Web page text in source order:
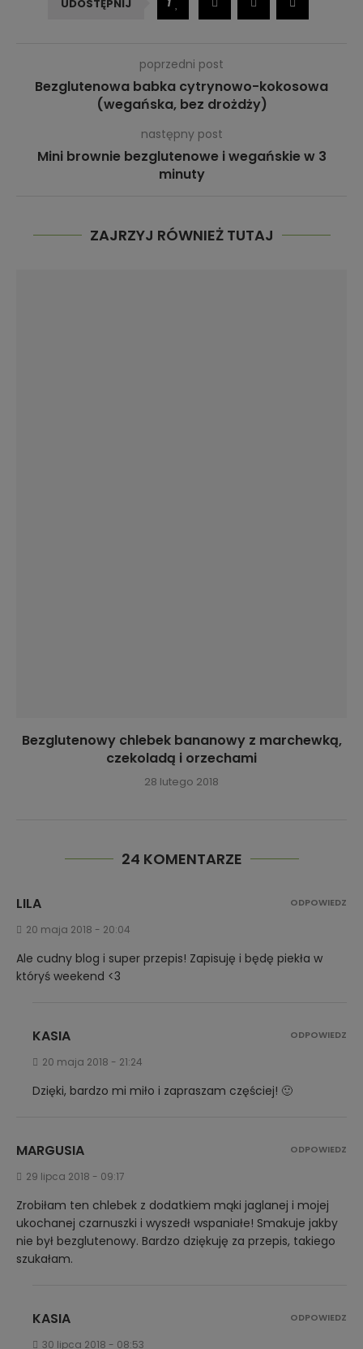
UDOSTĘPNIJ
poprzedni post
Bezglutenowa babka cytrynowo-kokosowa
(wegańska, bez drożdży)
następny post
Mini brownie bezglutenowe i wegańskie w 3
minuty
ZAJRZYJ RÓWNIEŻ TUTAJ
Bezglutenowy chlebek bananowy z marchewką,
czekoladą i orzechami
28 lutego 2018
24 KOMENTARZE
LILA
20 maja 2018 - 20:04
Ale cudny blog i super przepis! Zapisuję i będę piekła w
któryś weekend <3
ODPOWIEDZ
KASIA
20 maja 2018 - 21:24
Dzięki, bardzo mi miło i zapraszam częściej! 🙂
ODPOWIEDZ
MARGUSIA
29 lipca 2018 - 09:17
Zrobiłam ten chlebek z dodatkiem mąki jaglanej i mojej
ukochanej czarnuszki i wyszedł wspaniałe! Smakuje jakby
nie był bezglutenowy. Bardzo dziękuję za przepis, takiego
szukałam.
ODPOWIEDZ
KASIA
30 lipca 2018 - 08:53
ODPOWIEDZ